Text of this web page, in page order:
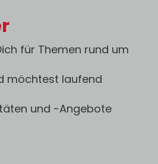
für Themen rund um
möchtest laufend
und -Angebote